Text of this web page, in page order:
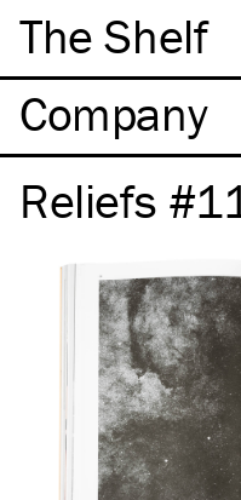
The Shelf
Company
Reliefs